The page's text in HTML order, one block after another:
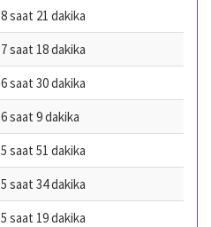
8 saat 21 dakika
7 saat 18 dakika
6 saat 30 dakika
6 saat 9 dakika
5 saat 51 dakika
5 saat 34 dakika
5 saat 19 dakika